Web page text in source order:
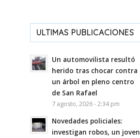
ULTIMAS PUBLICACIONES
Un automovilista resultó
herido tras chocar contra
un árbol en pleno centro
de San Rafael
7 agosto, 2026 - 2:34 pm
Novedades policiales:
investigan robos, un joven